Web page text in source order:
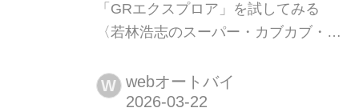
「GRエクスプロア」を試してみる
〈若林浩志のスーパー・カブカブ・ダ
最初に付けるパーツといえば、スマホ
ホルダー。スマートフォンと視認性の
W webオートバイ